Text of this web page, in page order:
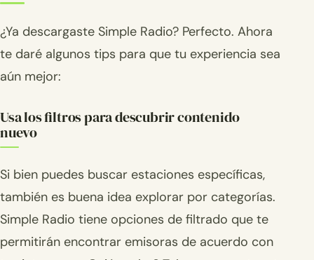
¿Ya descargaste Simple Radio? Perfecto. Ahora
te daré algunos tips para que tu experiencia sea
aún mejor:
Usa los filtros para descubrir contenido
nuevo
Si bien puedes buscar estaciones específicas,
también es buena idea explorar por categorías.
Simple Radio tiene opciones de filtrado que te
permitirán encontrar emisoras de acuerdo con